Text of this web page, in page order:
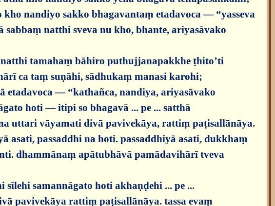
nandiyo sakko bhagavantaṃ etadavoca — “yasseva
natthi sveva nu kho, bhante, ariyasāvako
natthi tamahaṃ bāhiro puthujjanapakkhe ṭhito’ti
ca taṃ suṇāhi, sādhukaṃ manasi karohi;
etadavoca — “kathañca, nandiya, ariyasāvako
hoti — itipi so bhagavā ... pe ... satthā
uttari vāyamati divā pavivekāya, rattiṃ paṭisallānāya.
asati, passaddhi na hoti. passaddhiyā asati, dukkhaṃ
dhammānaṃ apātubhāvā pamādavihārī tveva
sīlehi samannāgato hoti akhaṇḍehi ... pe ...
pavivekāya rattiṃ paṭisallānāya. tassa evaṃ